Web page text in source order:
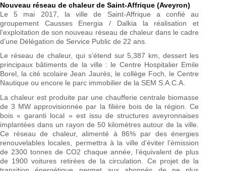
Nouveau réseau de chaleur de Saint-Affrique (Aveyron)
Le 5 mai 2017, la ville de Saint-Affrique a confié au
groupement Causses Energia / Dalkia la réalisation et
l’exploitation de son nouveau réseau de chaleur dans le cadre
d’une Délégation de Service Public de 22 ans.
Le réseau de chaleur, qui s’étend sur 5,387 km, dessert les
principaux bâtiments de la ville : le Centre Hospitalier Emile
Borel, la cité scolaire Jean Jaurès, le collège Foch, le Centre
Nautique ou encore le parc immobilier de la SEM S.A.C.A.
La chaleur est produite par une chaufferie centrale biomasse
de 3 MW approvisionnée par la filière bois de la région. Ce
bois « garanti local » est issu de structures aveyronnaises
implantées dans un rayon de 50 kilomètres autour de la ville.
Ce réseau de chaleur, alimenté à 86% par des énergies
renouvelables locales, permettra à la ville d’éviter l’émission
de 2300 tonnes de CO2 chaque année, l’équivalent de plus
de 1900 voitures retirées de la circulation. Ce projet de la